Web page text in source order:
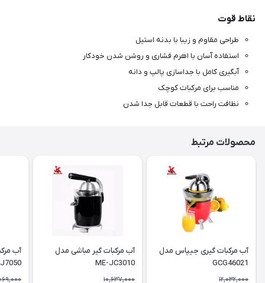
نقاط قوت
طراحی مقاوم و زیبا با بدنه استیل
استفاده آسان با اهرم فشاری و روشن شدن خودکار
آبگیری کامل با جداسازی پالپ و دانه
مناسب برای مرکبات کوچک
نظافت راحت با قطعات قابل جدا شدن
محصولات مرتبط
آب مرکبات گیری جیپاس مدل
GCG46021
12,032,000
آب مرکبات گیر مباشی مدل
ME-JC3010
10,637,000
آب